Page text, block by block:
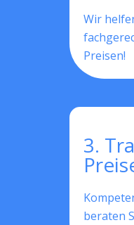
Wir
Preisen!
3.
beraten